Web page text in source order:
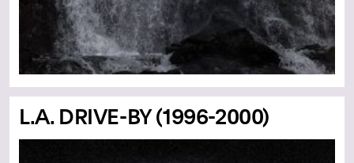
L.A. DRIVE-BY (1996-2000)